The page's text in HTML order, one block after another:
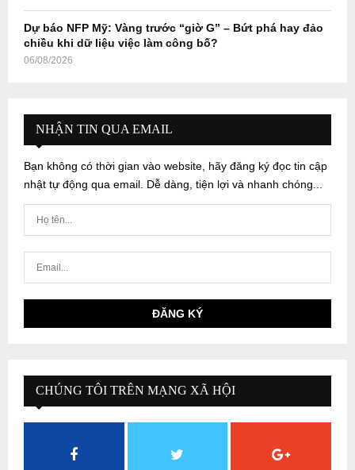
Dự báo NFP Mỹ: Vàng trước “giờ G” – Bứt phá hay đảo
chiều khi dữ liệu việc làm công bố?
06/08/2026
NHẬN TIN QUA EMAIL
Bạn không có thời gian vào website, hãy đăng ký đọc tin cập
nhật tự động qua email. Dễ dàng, tiện lợi và nhanh chóng...
CHÚNG TÔI TRÊN MẠNG XÃ HỘI